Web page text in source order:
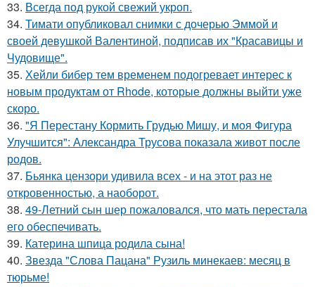
33. Всегда под рукой свежий укроп.
34. Тимати опубликовал снимки с дочерью Эммой и
своей девушкой Валентиной, подписав их "Красавицы и
Чудовище".
35. Хейли бибер тем временем подогревает интерес к
новым продуктам от Rhode, которые должны выйти уже
скоро.
36. "Я Перестану Кормить Грудью Мишу, и моя Фигура
Улучшится": Александра Трусова показала живот после
родов.
37. Бьянка цензори удивила всех - и на этот раз не
откровенностью, а наоборот.
38. 49-Летний сын шер пожаловался, что мать перестала
его обеспечивать.
39. Катерина шпица родила сына!
40. Звезда "Слова Пацана" Рузиль минекаев: месяц в
тюрьме!